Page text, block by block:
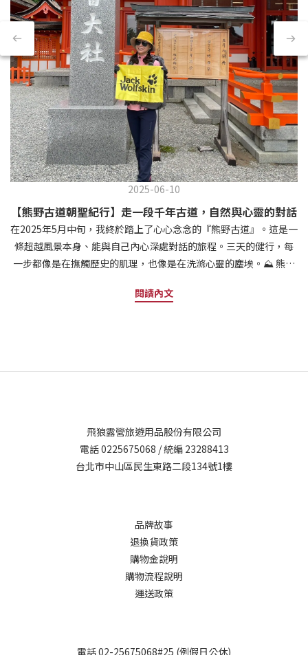
2025-06-10
【熊野古道朝聖紀行】走一段千年古道，自然與心靈的對話
在2025年5月中旬，我終於踏上了心心念念的『熊野古道』。這是一
條超越風景本身、能與自己內心深處對話的旅程。三天的健行，每
一步都像是在撫觸歷史的肌理，也像是在洗滌心靈的塵埃。⛰ 熊野
部，橫跨和歌山、三重與奈良三縣，是通往熊野三山（熊野本宮大
岸渡寺 → 三重塔 → 飛瀧神社（那智瀑布）• 總距離 ：約 3–4 公里
（單程）• 所需時間 ：2.5～3 小時（含參觀）• 難度 ：低至中
（大門坂為階梯陡坡）一踏上大門坂，鋪著濕潤青苔的石板道就在
智大社與青岸渡寺，三重塔與那智瀑布的經典畫面赫然出現在眼
前，真的會讓人不自覺停下腳步、屏息讚嘆。那智瀑布高達133公
尺，是日本三大名瀑之一，轟隆的水聲彷彿在訴說著神話故事。站
在拜觀台上，我感受到「自然即神明」的深刻信仰。Day 2：中邊路
初段｜體力與信仰的考驗📍路線 ：滝尻王子 → 高原 → 牛馬童子 →
閱讀內文
飛狼露營旅遊用品股份有限公司
電話 0225675068 / 統編 23288413
台北市中山區民生東路二段134號1樓
品牌故事
退換貨政策
購物金說明
購物流程說明
運送政策
電話 02-25675068#25 (例假日公休)